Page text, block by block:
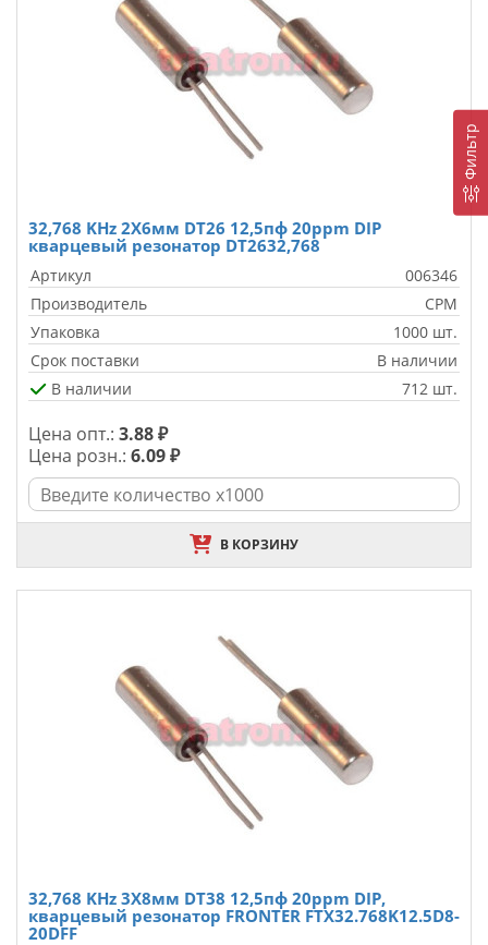
Фильтр
32,768 KHz 2X6мм DT26 12,5пф 20ppm DIP
кварцевый резонатор DT2632,768
Артикул
006346
Производитель
CPM
Упаковка
1000 шт.
Срок поставки
В наличии
В наличии
712 шт.
Цена опт.: 3.88 ₽
Цена розн.: 6.09 ₽
В КОРЗИНУ
32,768 KHz 3X8мм DT38 12,5пф 20ppm DIP,
кварцевый резонатор FRONTER FTX32.768K12.5D8-
20DFF